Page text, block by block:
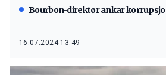
Bourbon-direktør ankar
16.07.2024 13:49